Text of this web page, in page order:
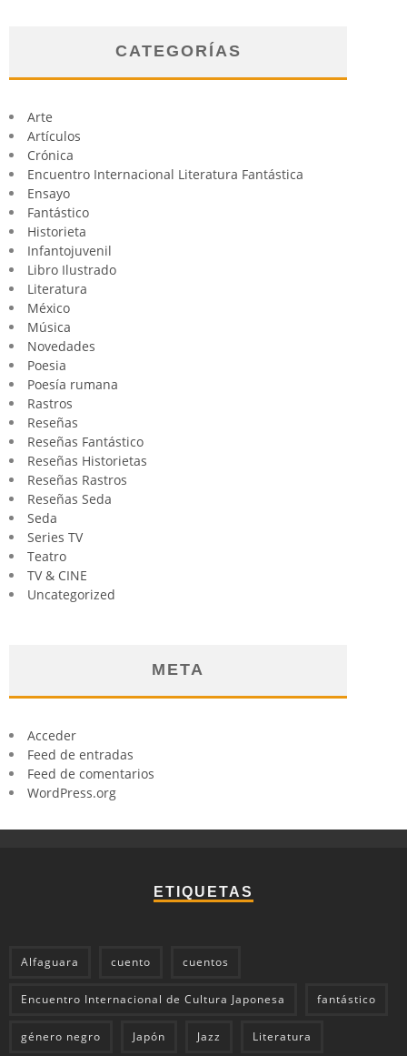
CATEGORÍAS
Arte
Artículos
Crónica
Encuentro Internacional Literatura Fantástica
Ensayo
Fantástico
Historieta
Infantojuvenil
Libro Ilustrado
Literatura
México
Música
Novedades
Poesia
Poesía rumana
Rastros
Reseñas
Reseñas Fantástico
Reseñas Historietas
Reseñas Rastros
Reseñas Seda
Seda
Series TV
Teatro
TV & CINE
Uncategorized
META
Acceder
Feed de entradas
Feed de comentarios
WordPress.org
ETIQUETAS
Alfaguara cuento cuentos
Encuentro Internacional de Cultura Japonesa fantástico
género negro Japón Jazz Literatura